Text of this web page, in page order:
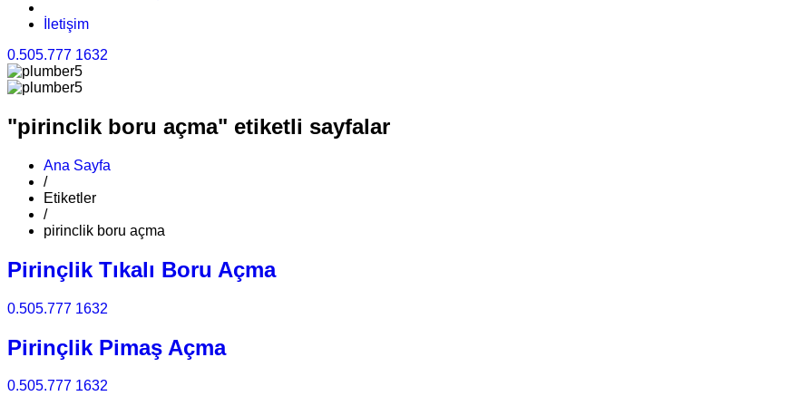
İletişim
0.505.777 1632
"pirinclik boru açma" etiketli sayfalar
Ana Sayfa
/
Etiketler
/
pirinclik boru açma
Pirinçlik Tıkalı Boru Açma
0.505.777 1632
Pirinçlik Pimaş Açma
0.505.777 1632